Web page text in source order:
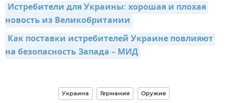
Истребители для Украины: хорошая и плохая
новость из Великобритании
Как поставки истребителей Украине повлияют
на безопасность Запада – МИД
Украина Германия Оружие